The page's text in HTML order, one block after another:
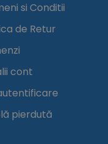
si Conditii
de Retur
cont
pierdută